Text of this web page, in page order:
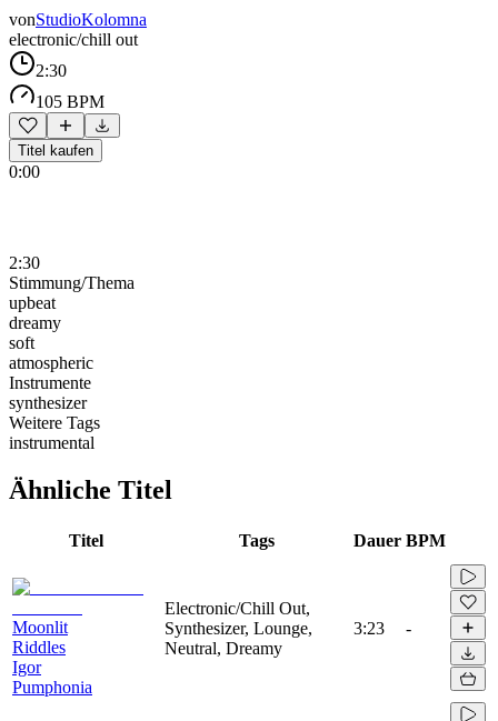
vonStudioKolomna
electronic/chill out
2:30
105 BPM
Titel kaufen
0:00
2:30
Stimmung/Thema
upbeat
dreamy
soft
atmospheric
Instrumente
synthesizer
Weitere Tags
instrumental
Ähnliche Titel
Titel Tags Dauer BPM
Moonlit
Riddles
Igor
Pumphonia
Electronic/Chill Out,
Synthesizer, Lounge,
Neutral, Dreamy
3:23 -